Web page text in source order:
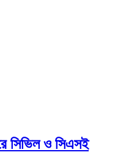
সিভিল ও সিএসই